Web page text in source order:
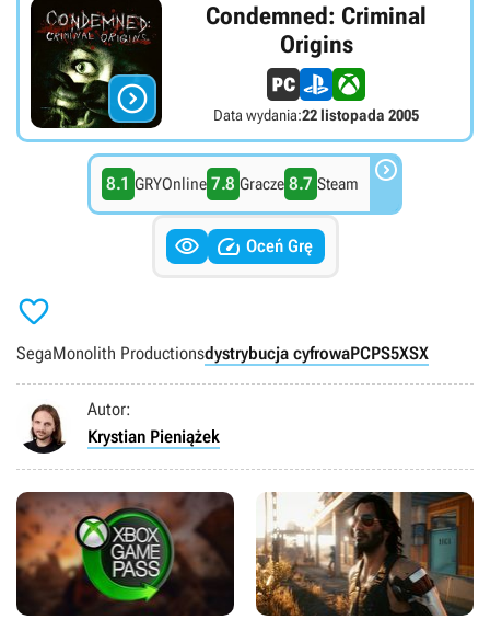

Condemned: Criminal
Origins
Data wydania:22 listopada 2005
8.1 GRYOnline 7.8 Gracze 8.7 Steam 
  Oceń Grę

SegaMonolith Productionsdystrybucja cyfrowaPCPS5XSX
Autor:
Krystian Pieniążek